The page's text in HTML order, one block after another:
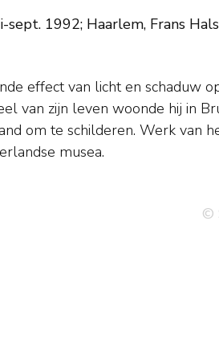
1992; Haarlem, Frans
musea.
©